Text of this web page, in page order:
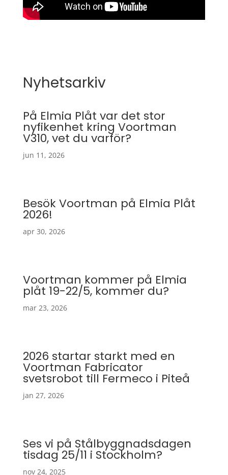
Nyhetsarkiv
På Elmia Plåt var det stor
nyfikenhet kring Voortman
V310, vet du varför?
jun 11, 2026
Besök Voortman på Elmia Plåt
2026!
apr 30, 2026
Voortman kommer på Elmia
plåt 19-22/5, kommer du?
mar 23, 2026
2026 startar starkt med en
Voortman Fabricator
svetsrobot till Fermeco i Piteå
jan 27, 2026
Ses vi på Stålbyggnadsdagen
tisdag 25/11 i Stockholm?
nov 24, 2025